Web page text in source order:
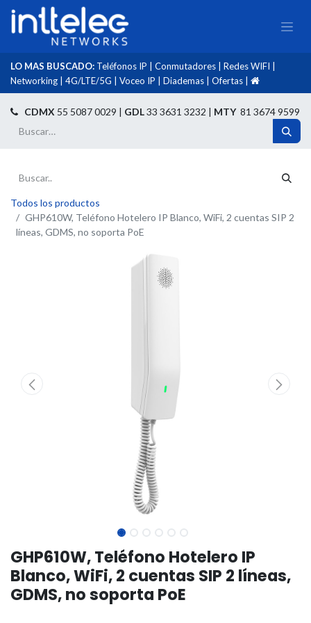
LO MAS BUSCADO: Teléfonos IP Conmutadores Redes WIFI
Networking
4G/LTE/5G Voceo IP Diademas Ofertas
CDMX 55 5087 0029 | GDL33 3631 3232 | MTY81 3674 9599
Todos los productos
GHP610W, Teléfono Hotelero IP Blanco, WiFi, 2 cuentas SIP 2
líneas, GDMS, no soporta PoE
GHP610W, Teléfono Hotelero IP
Blanco, WiFi, 2 cuentas SIP 2 líneas,
GDMS, no soporta PoE